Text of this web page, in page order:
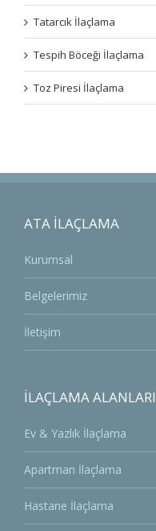
Tatarcık İlaçlama
Tespih Böceği İlaçlama
Toz Piresi İlaçlama
ATA İLAÇLAMA
Kurumsal
Belgelerimiz
İletişim
İLAÇLAMA ALANLARI
Ev & Yazlık İlaçlama
Apartman İlaçlama
Hastane İlaçlama